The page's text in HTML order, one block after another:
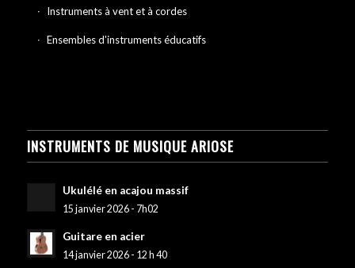
Instruments à vent et à cordes
Ensembles d'instruments éducatifs
INSTRUMENTS DE MUSIQUE ARIOSE
Ukulélé en acajou massif
15 janvier 2026 - 7h02
Guitare en acier
14 janvier 2026 - 12 h 40